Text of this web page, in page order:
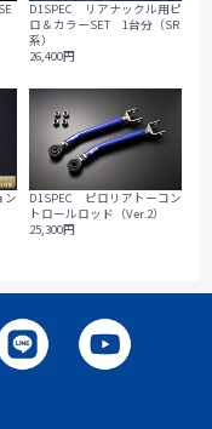
D1SPEC リアナックル用ピ
ロ＆カラーSET 1台分（SR
系）
26,400円
ン
D1SPEC ピロリアトーコン
トロールロッド（Ver.2）
25,300円